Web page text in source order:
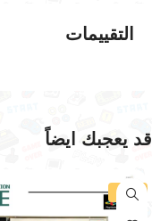
التقييمات
قد يعجبك ايضاً
-30%